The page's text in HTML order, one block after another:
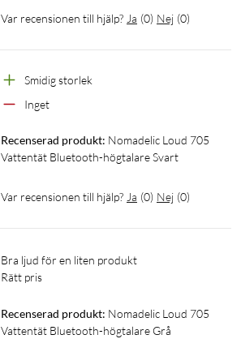
Var recensionen till hjälp? Ja (0) Nej (0)
Smidig storlek
Inget
Recenserad produkt: Nomadelic Loud 705
Vattentät Bluetooth-högtalare Svart
Var recensionen till hjälp? Ja (0) Nej (0)
Bra ljud för en liten produkt
Rätt pris
Recenserad produkt: Nomadelic Loud 705
Vattentät Bluetooth-högtalare Grå